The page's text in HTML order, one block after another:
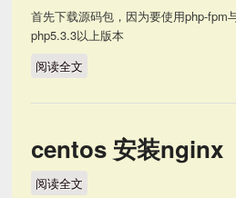
首先下载源码包，因为要使用php-fpm
php5.3.3以上版本
阅读全文
centos 安装nginx
阅读全文